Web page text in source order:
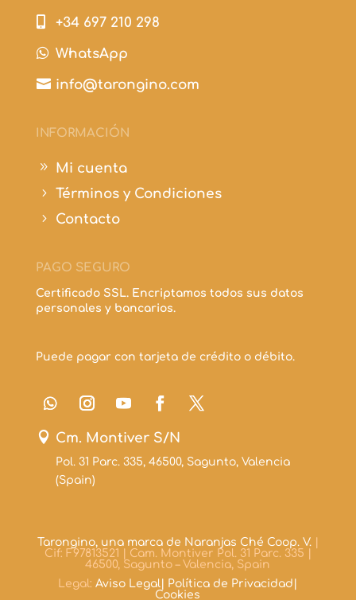
+34 697 210 298
 WhatsApp
 info@tarongino.com
INFORMACIÓN
9 Mi cuenta
5 Términos y Condiciones
5 Contacto
PAGO SEGURO
Certificado SSL. Encriptamos todos sus datos
personales y bancarios.
Puede pagar con tarjeta de crédito o débito.
 Cm. Montiver S/N
Pol. 31 Parc. 335, 46500, Sagunto, Valencia
(Spain)
Tarongino, una marca de Naranjas Ché Coop. V.
Cif: F97813521 | Cam. Montiver Pol. 31 Parc. 335 |
46500, Sagunto – Valencia, Spain
Legal: Aviso Legal| Política de Privacidad|
Cookies